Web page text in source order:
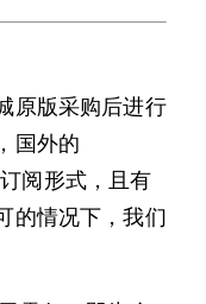
原版采购后进行
国外的
阅形式，且有
的情况下，我们